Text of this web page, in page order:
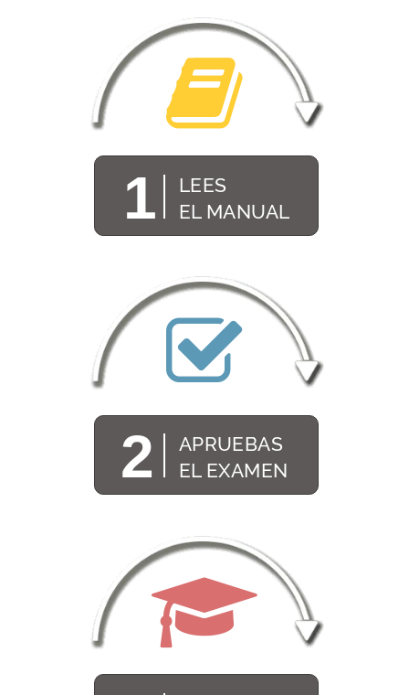
1
LEES
EL MANUAL
2
APRUEBAS
EL EXAMEN